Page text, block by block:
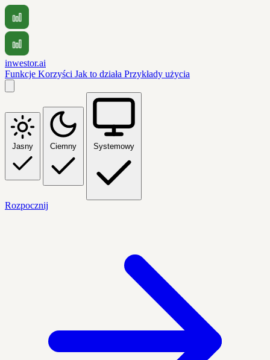
inwestor.ai
Funkcje Korzyści Jak to działa Przykłady użycia
Jasny Ciemny Systemowy
Rozpocznij